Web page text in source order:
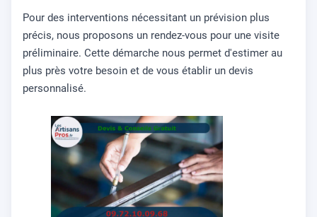
Pour des interventions nécessitant un prévision plus
précis, nous proposons un rendez-vous pour une visite
préliminaire. Cette démarche nous permet d'estimer au
plus près votre besoin et de vous établir un devis
personnalisé.